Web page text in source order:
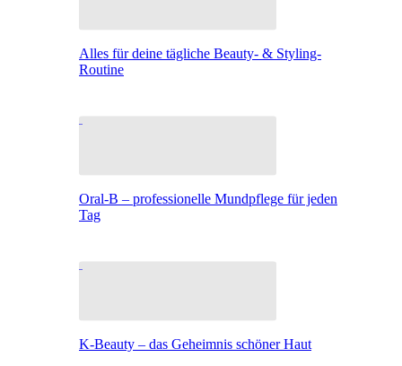
Alles für deine tägliche Beauty- & Styling-
Routine
Oral-B – professionelle Mundpflege für jeden
Tag
K-Beauty – das Geheimnis schöner Haut